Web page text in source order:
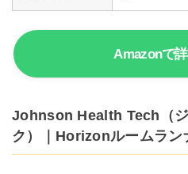
Amazonで
Johnson Health Tech（
ク）｜Horizonルームラ